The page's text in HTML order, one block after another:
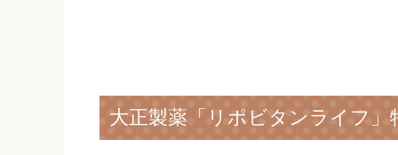
大正製薬「リポビタンライフ」